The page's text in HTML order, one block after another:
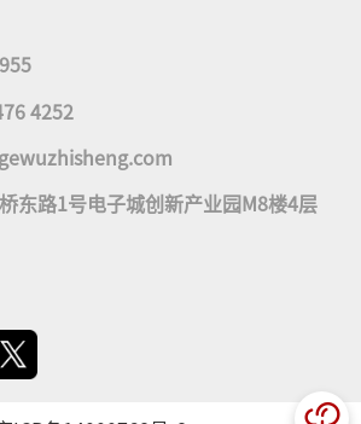
4252
东路1号电子城创新产业园M8楼4层